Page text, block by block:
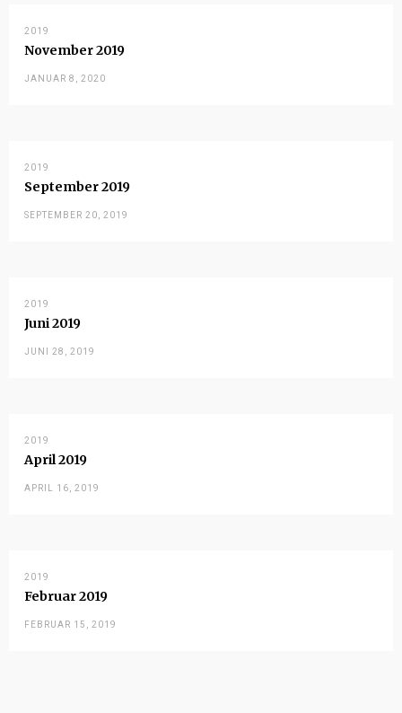
2019
November 2019
JANUAR 8, 2020
2019
September 2019
SEPTEMBER 20, 2019
2019
Juni 2019
JUNI 28, 2019
2019
April 2019
APRIL 16, 2019
2019
Februar 2019
FEBRUAR 15, 2019